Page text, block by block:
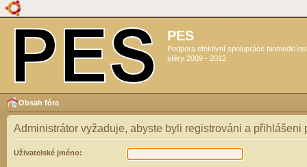
PES
Podpora efektivní spolupráce
sféry 2009 - 2012
Obsah fóra
Administrátor vyžaduje, abyste byli registrováni a přihlášeni
Uživatelské jméno: